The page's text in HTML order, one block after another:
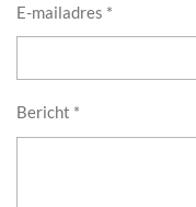
E-mailadres *
Bericht *